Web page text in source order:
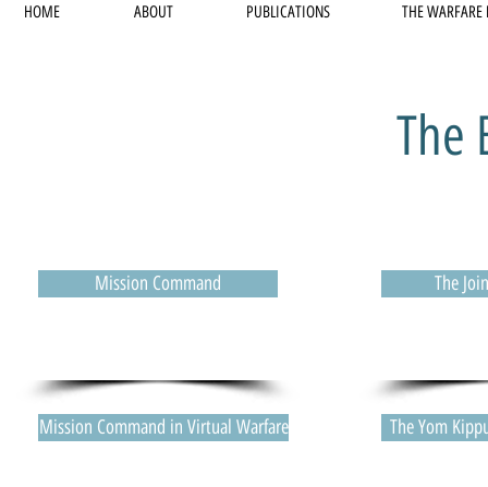
HOME ABOUT PUBLICATIONS THE
The
Mission Command
Mission Command in Virtual Warfare
The
The Yom